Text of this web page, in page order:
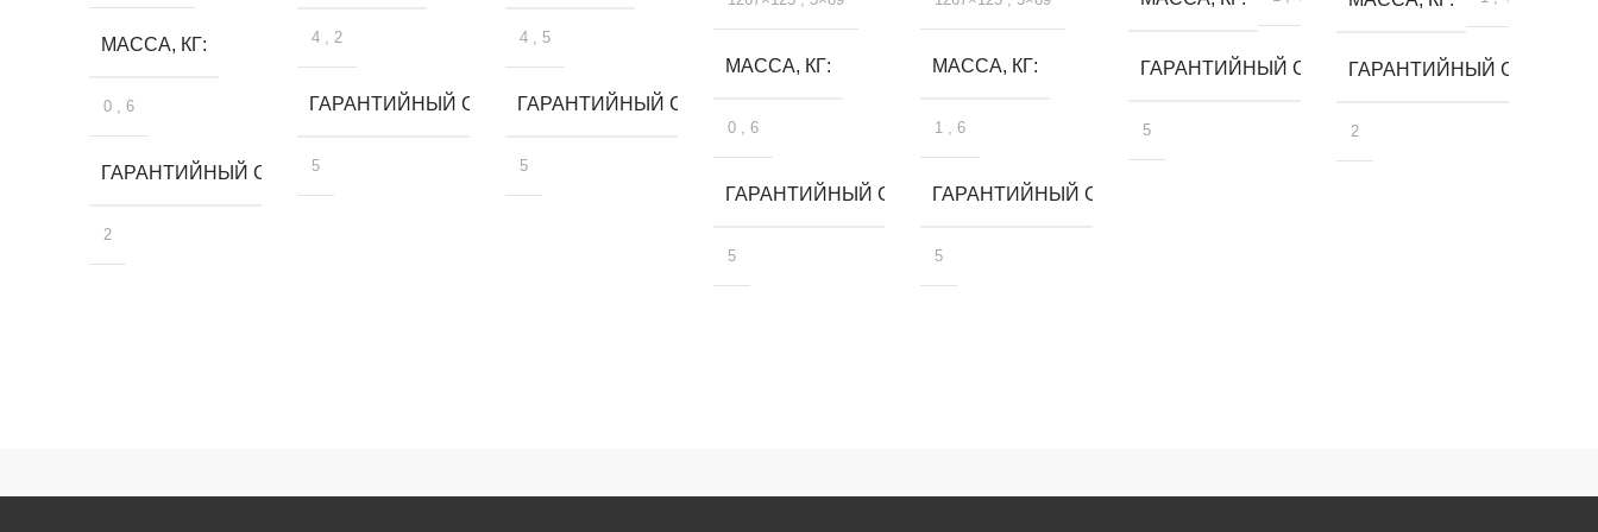
МАССА, КГ
0 , 6
ГАРАНТИЙНЫЙ СРОК, ЛЕТ
2
4 2
ГАРАНТИЙНЫЙ СРОК, ЛЕТ
5
4 5
ГАРАНТИЙНЫЙ СРОК, ЛЕТ
5
МАССА, КГ
0 6
ГАРАНТИЙНЫЙ СРОК, ЛЕТ
5
МАССА, КГ
1 ,6
ГАРАНТИЙНЫЙ СРОК, ЛЕТ
5
ГАРАНТИЙНЫЙ СРОК, ЛЕТ
5
ГАРАНТИЙНЫЙ СРОК,
2